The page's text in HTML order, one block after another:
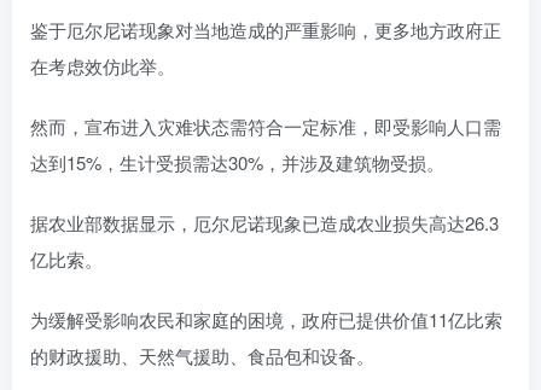
鉴于厄尔尼诺现象对当地造成的严重影响，更多地方政府正
在考虑效仿此举。
然而，宣布进入灾难状态需符合一定标准，即受影响人口需
达到15%，生计受损需达30%，并涉及建筑物受损。
据农业部数据显示，厄尔尼诺现象已造成农业损失高达26.3
亿比索。
为缓解受影响农民和家庭的困境，政府已提供价值11亿比索
的财政援助、天然气援助、食品包和设备。